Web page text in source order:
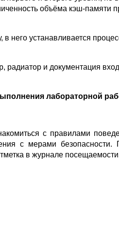
объёма кэш-памяти
него устанавливается
и документация
лабораторной
с правилами
с мерами
в журнале